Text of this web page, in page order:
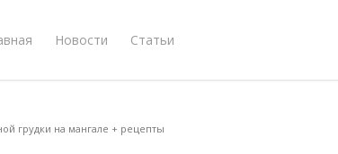
Новости Статьи
грудки на мангале + рецепты